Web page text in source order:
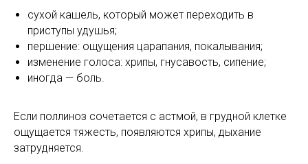
сухой кашель, который может переходить в
приступы удушья;
першение: ощущения царапания, покалывания;
изменение голоса: хрипы, гнусавость, сипение;
иногда — боль.
Если поллиноз сочетается с астмой, в грудной клетке
ощущается тяжесть, появляются хрипы, дыхание
затрудняется.